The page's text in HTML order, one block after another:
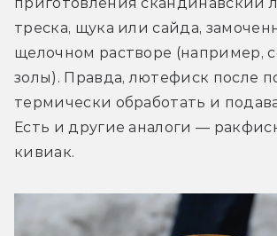
треска, щука или сайда,
щелочном растворе (например,
золы). Правда, лютефиск после
термически обработать и
Есть и другие аналоги —
кивиак.